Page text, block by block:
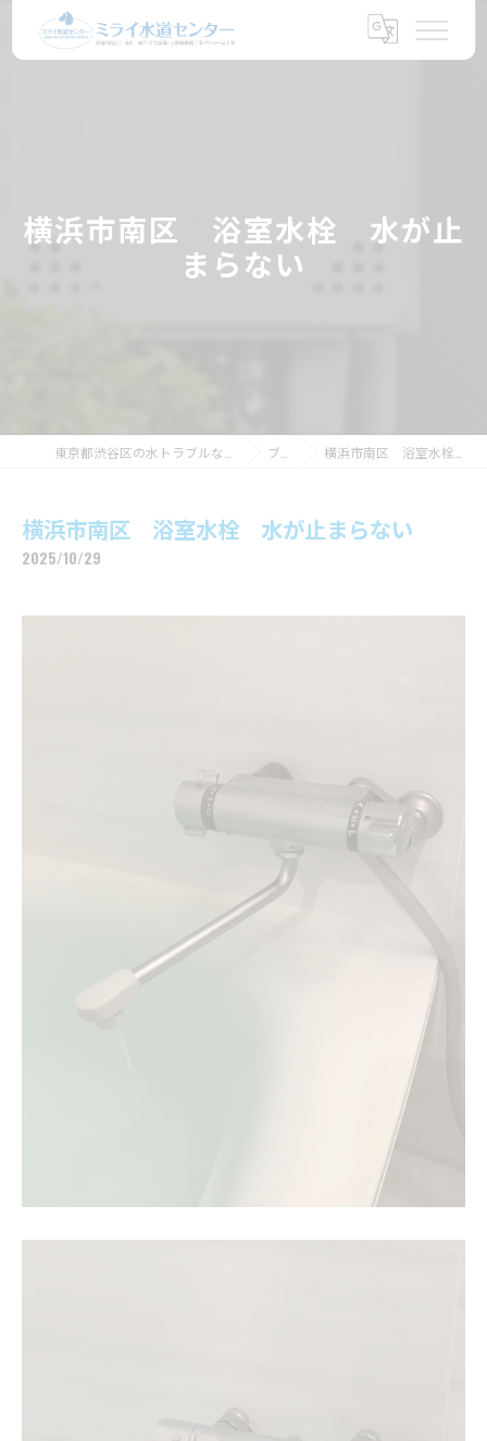
横浜市南区 浴室水栓 水が止
まらない
ブログ 横浜市南区 浴室水栓 水が止まらない
横浜市南区 浴室水栓 水が止まらない
2025/10/29